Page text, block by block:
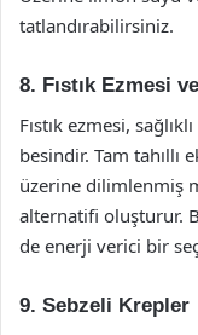
tatlandırabilirsiniz.
8. Fıstık Ezmesi
Fıstık ezmesi,
besindir. Tam tahıllı
üzerine dilimlenmiş
alternatifi oluşturur.
de enerji verici bir
9. Sebzeli Krepler